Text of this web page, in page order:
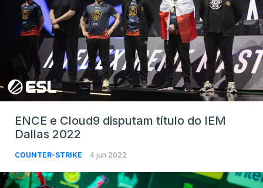
ENCE e Cloud9 disputam título do IEM
Dallas 2022
COUNTER-STRIKE 4 jun 2022